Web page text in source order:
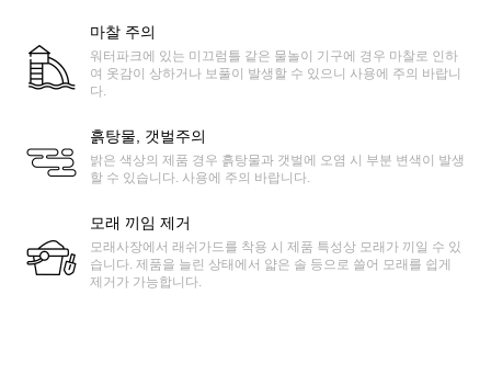
마찰 주의
워터파크에 있는 미끄럼틀 같은 물놀이 기구에 경우 마찰로 인하
여 옷감이 상하거나 보풀이 발생할 수 있으니 사용에 주의 바랍니
다.
흙탕물, 갯벌주의
밝은 색상의 제품 경우 흙탕물과 갯벌에 오염 시 부분 변색이 발생
할 수 있습니다. 사용에 주의 바랍니다.
모래 끼임 제거
모래사장에서 래쉬가드를 착용 시 제품 특성상 모래가 끼일 수 있
습니다. 제품을 늘린 상태에서 얇은 솔 등으로 쓸어 모래를 쉽게
제거가 가능합니다.